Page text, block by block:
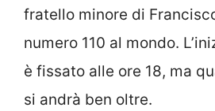
fratello minore di
numero 110 al mondo.
è fissato alle ore 18, ma
si andrà ben oltre.